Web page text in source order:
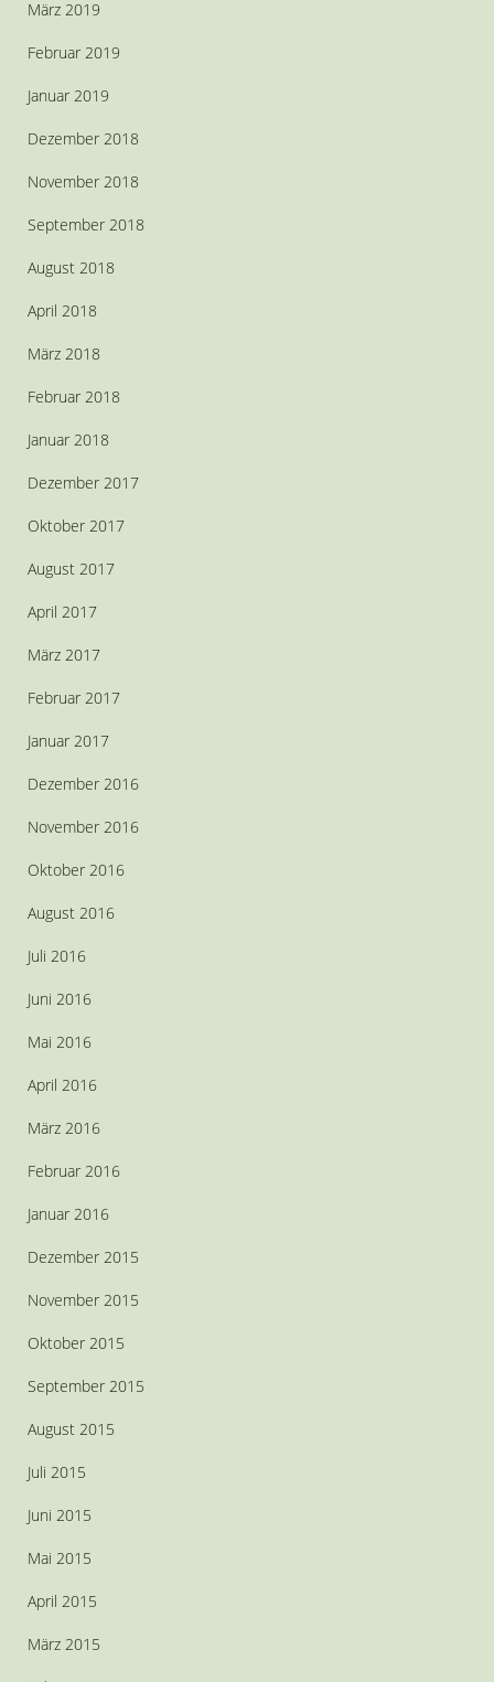
März 2019
Februar 2019
Januar 2019
Dezember 2018
November 2018
September 2018
August 2018
April 2018
März 2018
Februar 2018
Januar 2018
Dezember 2017
Oktober 2017
August 2017
April 2017
März 2017
Februar 2017
Januar 2017
Dezember 2016
November 2016
Oktober 2016
August 2016
Juli 2016
Juni 2016
Mai 2016
April 2016
März 2016
Februar 2016
Januar 2016
Dezember 2015
November 2015
Oktober 2015
September 2015
August 2015
Juli 2015
Juni 2015
Mai 2015
April 2015
März 2015